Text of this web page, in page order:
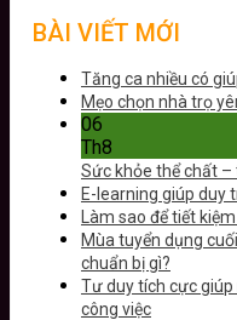
BÀI VIẾT MỚI
Tăng ca nhiều có
Mẹo chọn nhà trọ
06
Th8
Sức khỏe thể chất
E-learning giúp duy
Làm sao để tiết
Mùa tuyển dụng
chuẩn bị gì?
Tư duy tích cực
công việc